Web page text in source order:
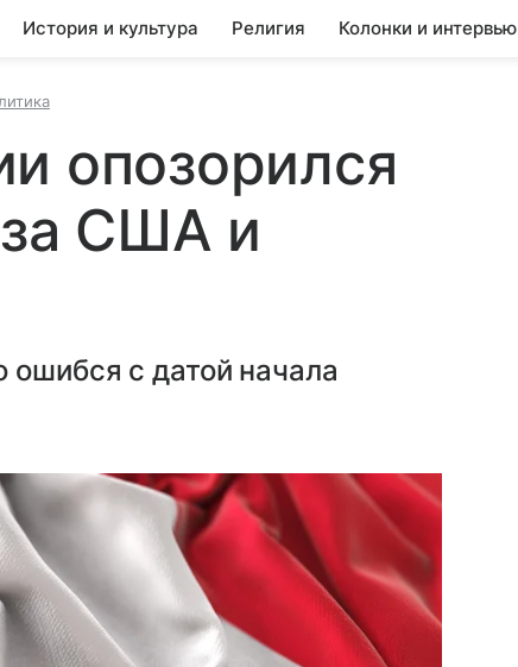
История и культура Религия Колонки и интервью
опозорился
США и
с датой начала